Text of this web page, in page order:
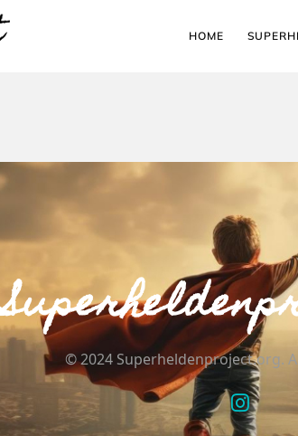
HOME
© 2024 Superheldenproject.org.